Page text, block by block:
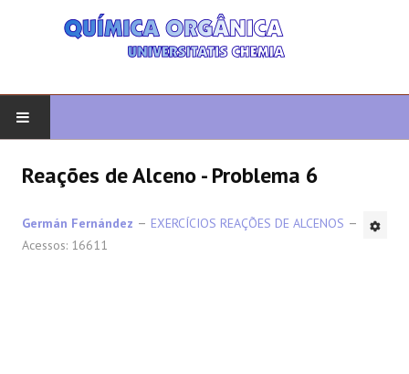
ORGÂNICO AVANÇADO
Reações de Alceno - Problema 6
Germán Fernández
EXERCÍCIOS REAÇÕES DE ALCENOS
Acessos: 16611